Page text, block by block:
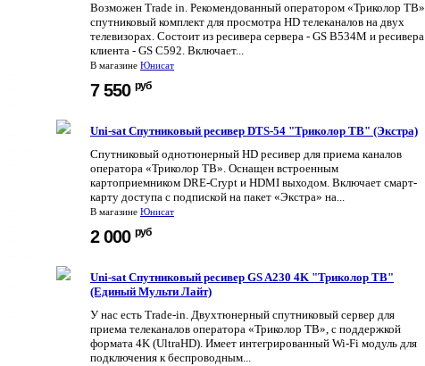
Возможен Trade in. Рекомендованный оператором «Триколор ТВ»
спутниковый комплект для просмотра HD телеканалов на двух
телевизорах. Состоит из ресивера сервера - GS B534M и ресивера
клиента - GS C592. Включает...
В магазине Юнисат
7 550 руб
Uni-sat Спутниковый ресивер DTS-54 "Триколор ТВ" (Экстра)
Спутниковый однотюнерный HD ресивер для приема каналов
оператора «Триколор ТВ». Оснащен встроенным
картоприемником DRE-Crypt и HDMI выходом. Включает смарт-
карту доступа с подпиской на пакет «Экстра» на...
В магазине Юнисат
2 000 руб
Uni-sat Спутниковый ресивер GS A230 4K "Триколор ТВ"
(Единый Мульти Лайт)
У нас есть Trade-in. Двухтюнерный спутниковый сервер для
приема телеканалов оператора «Триколор ТВ», с поддержкой
формата 4K (UltraHD). Имеет интегрированный Wi-Fi модуль для
подключения к беспроводным...